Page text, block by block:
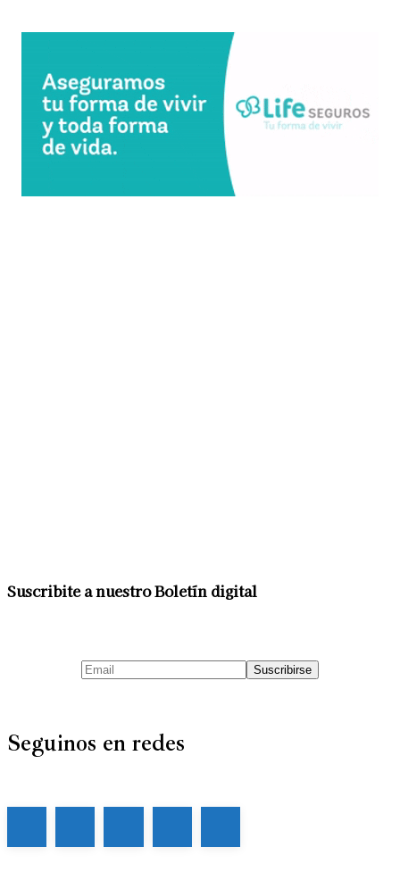
Suscribite a nuestro Boletín digital
Seguinos en redes